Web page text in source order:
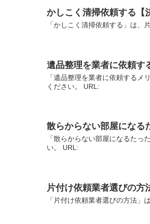
かしこく清掃依頼する【
「かしこく清掃依頼する」は
遺品整理を業者に依頼す
「遺品整理を業者に依頼する
ください。 URL:
散らからない部屋になる
「散らからない部屋になるた
い。 URL:
片付け依頼業者選びの方
「片付け依頼業者選びの方法